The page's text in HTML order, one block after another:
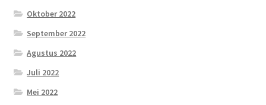
Oktober 2022
September 2022
Agustus 2022
Juli 2022
Mei 2022